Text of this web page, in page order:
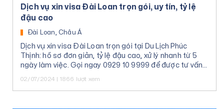
Dịch vụ xin visa Đài Loan trọn gói, uy tín, tỷ lệ
đậu cao
Đài Loan, Châu Á
Dịch vụ xin visa Đài Loan trọn gói tại Du Lịch Phúc
Thịnh: hồ sơ đơn giản, tỷ lệ đậu cao, xử lý nhanh từ 5
ngày làm việc. Gọi ngay 0929 10 9999 để được tư vấn
miễn phí.
02/07/2024 | 1866 lượt xem